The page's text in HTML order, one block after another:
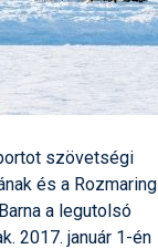
szövetségi
és a Rozmaring
a legutolsó
2017. január 1-én